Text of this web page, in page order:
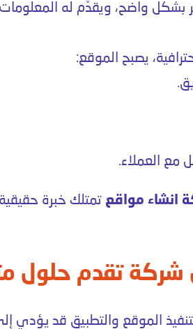
بشكل واضح، ويقدّم له
يصبح الموقع:
مع العملاء.
انشاء مواقع تمتلك خبرة
شركة تقدم حلول
الموقع والتطبيق قد يؤدي